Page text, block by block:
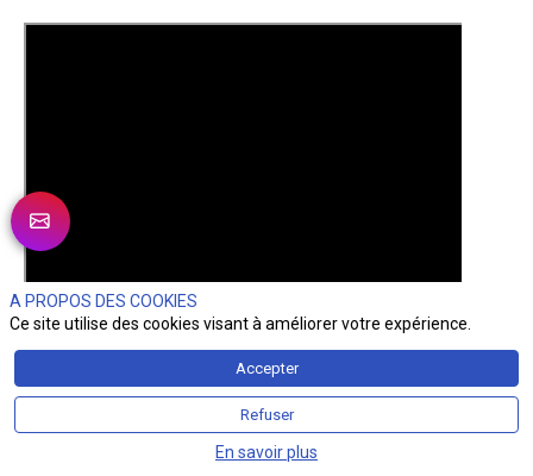
A PROPOS DES COOKIES
Ce site utilise des cookies visant à améliorer votre expérience.
Accepter
Refuser
En savoir plus